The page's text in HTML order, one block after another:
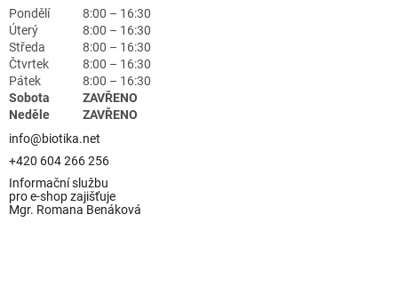
Pondělí
8:00 – 16:30
Úterý
8:00 – 16:30
Středa
8:00 – 16:30
Čtvrtek
8:00 – 16:30
Pátek
8:00 – 16:30
Sobota
ZAVŘENO
Neděle
ZAVŘENO
info@biotika.net
+420 604 266 256
Informační službu
pro e-shop zajišťuje
Mgr. Romana Benáková